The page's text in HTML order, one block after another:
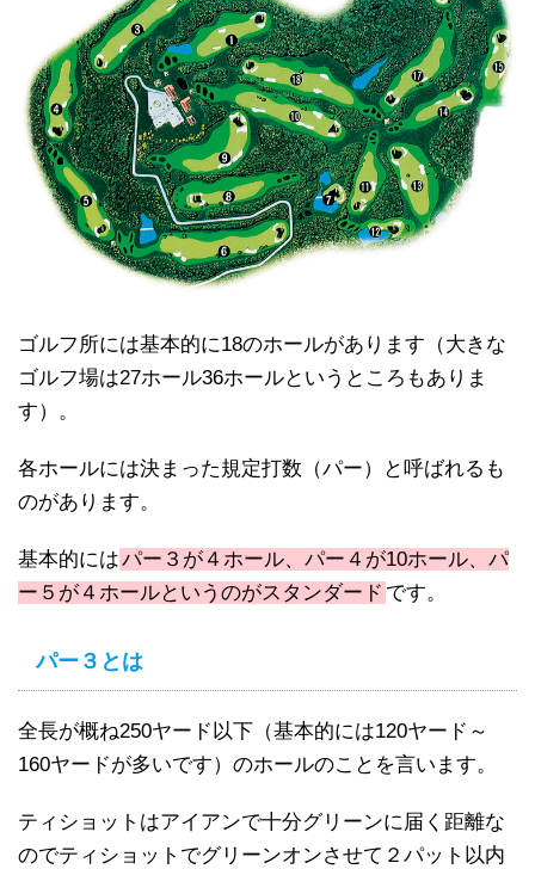
ゴルフ所には基本的に18のホールがあります（大きな
ゴルフ場は27ホール36ホールというところもありま
す）。
各ホールには決まった規定打数（パー）と呼ばれるも
のがあります。
基本的にはパー３が４ホール、パー４が10ホール、パ
ー５が４ホールというのがスタンダード です。
パー３とは
全長が概ね250ヤード以下（基本的には120ヤード～
160ヤードが多いです）のホールのことを言います。
ティショットはアイアンで十分グリーンに届く距離な
のでティショットでグリーンオンさせて２パット以内